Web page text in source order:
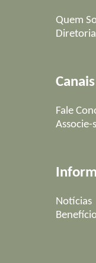
Quem
Diretoria
Fale
Associe-
Notícias